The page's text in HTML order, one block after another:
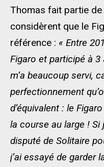
Thomas fait partie
considèrent que le
référence : « Entre
Figaro et participé à
m’a beaucoup servi,
perfectionnement
d’équivalent : le
la course au large ! Si
disputé de Solitaire
j’ai essayé de garder